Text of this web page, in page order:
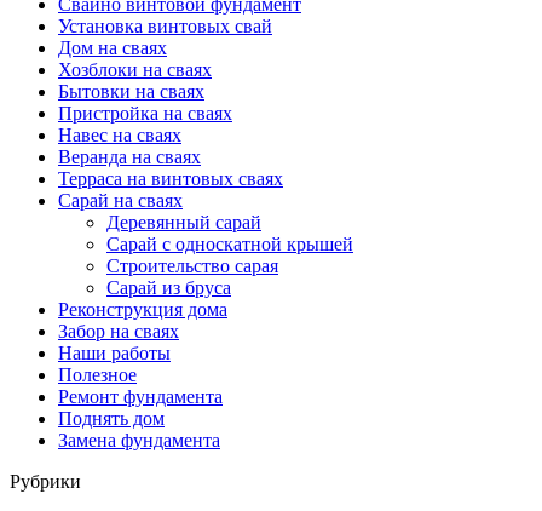
Свайно винтовой фундамент
Установка винтовых свай
Дом на сваях
Хозблоки на сваях
Бытовки на сваях
Пристройка на сваях
Навес на сваях
Веранда на сваях
Терраса на винтовых сваях
Cарай на сваях
Деревянный сарай
Сарай с односкатной крышей
Строительство сарая
Сарай из бруса
Реконструкция дома
Забор на сваях
Наши работы
Полезное
Ремонт фундамента
Поднять дом
Замена фундамента
Рубрики